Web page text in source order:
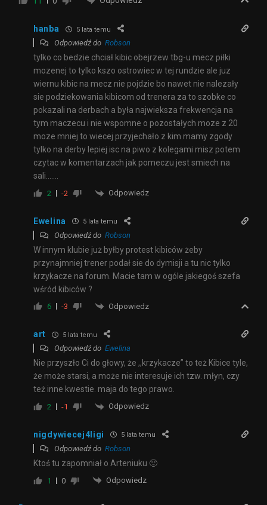
hanba 5 lata temu
Odpowiedź do Robson
tylko co bedzie chciał kibic obejrzew tbg-u mecz piłki
mozenej to tylko kszo ostrowiec w tej rundzie ale juz
wiernu kibic na mecz nie pojdzie bo nawet nie nalezały
sie podziekowania kibicom od trenera za to szobke co
pokazali na derbach a była najwieksza frekwencja na
tym maczecu i nie wspomne o pozostałych moze z 20
moze mniej to wiecej przyjechało z kim mamy zgody
tylko na derby lepiej isc na piwo z kolegami misz potem
czytac w komentarzach jak pomeczu jest smiech na
sali…….
2 -2 Odpowiedz
Ewelina 5 lata temu
Odpowiedź do Robson
W innym klubie już byłby protest kibiców żeby
przynajmniej trener podał sie do dymisji a tu nic tylko
krzykacze na forum. Macie tam w ogóle jakiegoś szefa
wśród kibiców ?
6 -3 Odpowiedz
art 5 lata temu
Odpowiedź do Ewelina
Nie przyszło Ci do głowy, że ,,krzykacze” to też Kibice tyle,
że może starsi, a może nie interesuje ich tzw. młyn, czy
też inne kwestie. maja do tego prawo.
2 -1 Odpowiedz
nigdywiecej4ligi 5 lata temu
Odpowiedź do Robson
Ktoś tu zapomniał o Arteniuku 🙂
1 0 Odpowiedz